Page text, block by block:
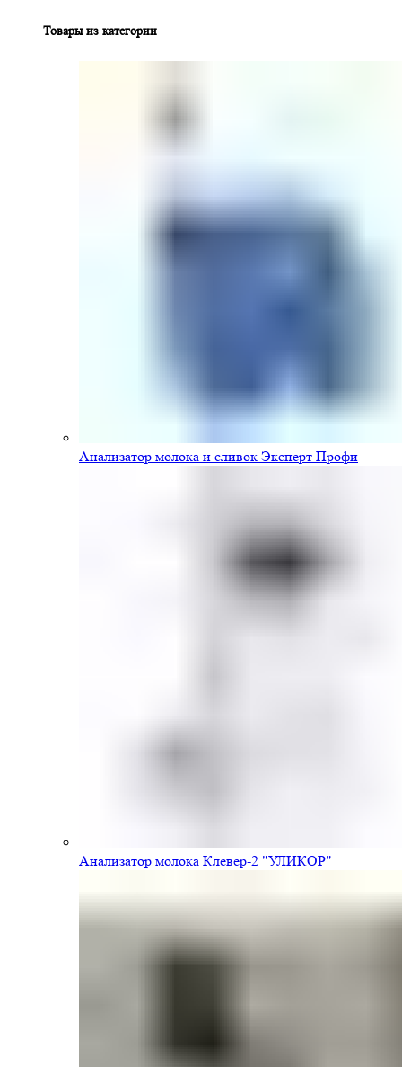
Товары из категории
Анализатор молока и сливок Эксперт Профи
Анализатор молока Клевер-2 "УЛИКОР"